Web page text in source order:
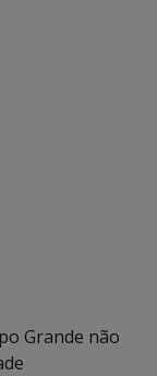
Grande não